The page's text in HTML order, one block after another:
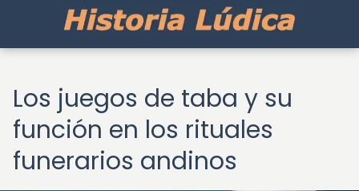
Los juegos de taba y su
función en los rituales
funerarios andinos